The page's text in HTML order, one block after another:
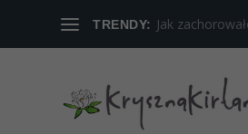
TRENDY: Jak